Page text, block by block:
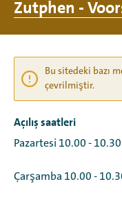
hoş
geldiniz
Zutphen -
Bu sitedeki bazı
çevrilmiştir.
Açılış saatleri
Pazartesi 10.00 - 10.30
Çarşamba 10.00 -